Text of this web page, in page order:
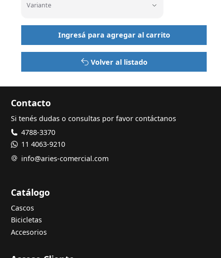
Variante
Ingresá para agregar al carrito
Volver al listado
Contacto
Si tenés dudas o consultas por favor contáctanos
4788-3370
11 4063-9210
info@aries-comercial.com
Catálogo
Cascos
Bicicletas
Accesorios